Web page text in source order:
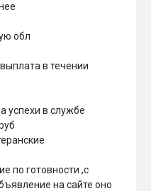
обл
в течении
успехи в службе
по готовности ,с
на сайте оно